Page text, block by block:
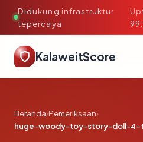
Didukung infrastruktur
tepercaya
·
KalaweitScore
Beranda›Pemeriksaan›
huge-woody-toy-story-doll-